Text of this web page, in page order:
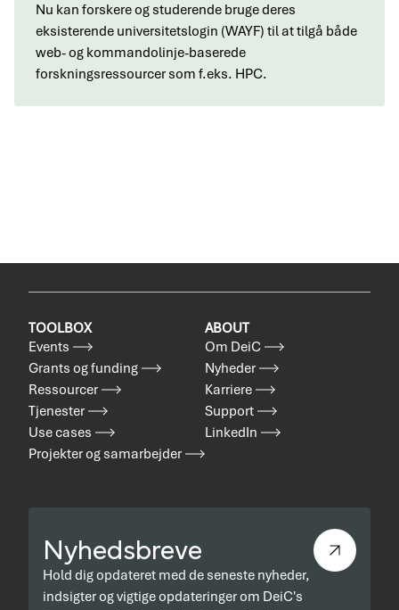
Nu kan forskere og studerende bruge deres
eksisterende universitetslogin (WAYF) til at tilgå både
web- og kommandolinje-baserede
forskningsressourcer som f.eks. HPC.
TOOLBOX
Events
Grants og funding
Ressourcer
Tjenester
Use cases
Projekter og samarbejder
ABOUT
Om DeiC
Nyheder
Karriere
Support
LinkedIn
Nyhedsbreve
Hold dig opdateret med de seneste nyheder,
indsigter og vigtige opdateringer om DeiC's